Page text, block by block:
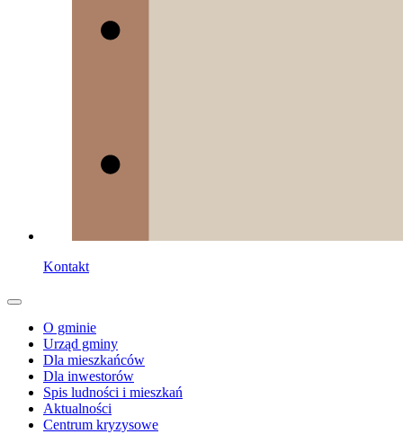
Kontakt
O gminie
Urząd gminy
Dla mieszkańców
Dla inwestorów
Spis ludności i mieszkań
Aktualności
Centrum kryzysowe